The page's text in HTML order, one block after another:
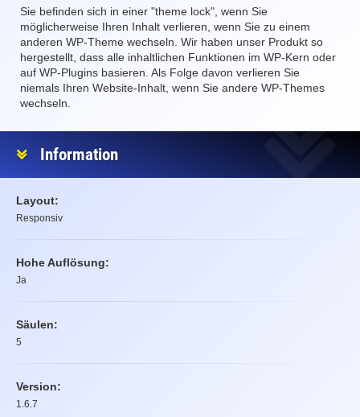
Sie befinden sich in einer "theme lock", wenn Sie
möglicherweise Ihren Inhalt verlieren, wenn Sie zu einem
anderen WP-Theme wechseln. Wir haben unser Produkt so
hergestellt, dass alle inhaltlichen Funktionen im WP-Kern oder
auf WP-Plugins basieren. Als Folge davon verlieren Sie
niemals Ihren Website-Inhalt, wenn Sie andere WP-Themes
wechseln.
Information
Layout:
Responsiv
Hohe Auflösung:
Ja
Säulen:
5
Version:
1.6.7